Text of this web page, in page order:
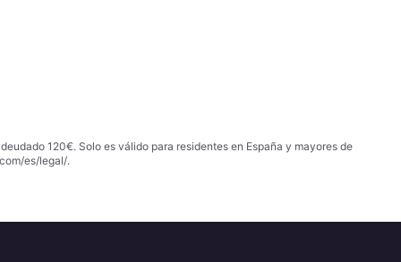
120€. Solo es válido para residentes en España y mayores de
es/legal/.